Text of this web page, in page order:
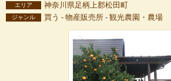
エリア 神奈川県足柄上郡松田町
ジャンル 買う - 物産販売所 - 観光農園・農場